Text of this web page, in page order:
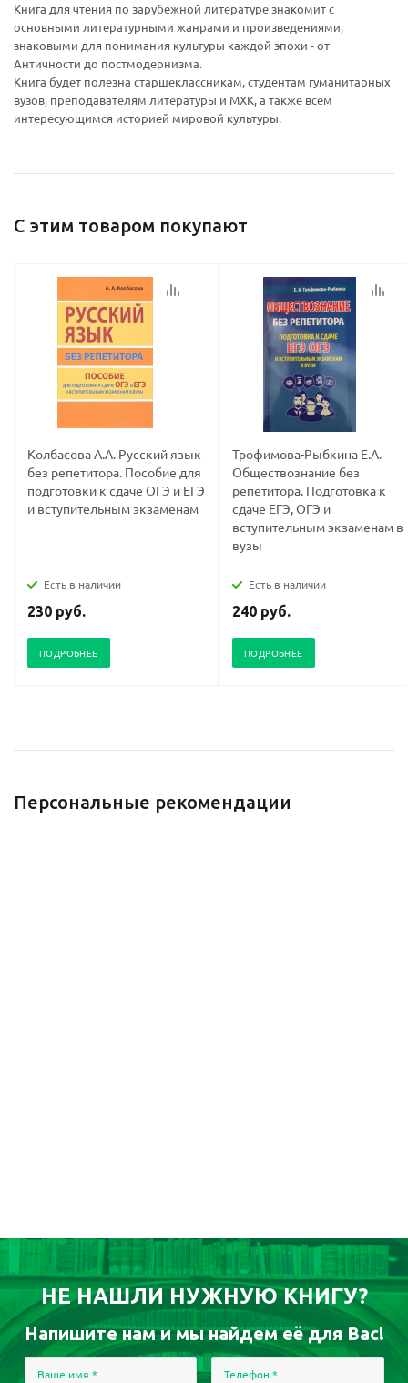
Книга для чтения по зарубежной литературе знакомит с
основными литературными жанрами и произведениями,
знаковыми для понимания культуры каждой эпохи - от
Античности до постмодернизма.
Книга будет полезна старшеклассникам, студентам гуманитарных
вузов, преподавателям литературы и МХК, а также всем
интересующимся историей мировой культуры.
С этим товаром покупают
Колбасова А.А. Русский язык
без репетитора. Пособие для
подготовки к сдаче ОГЭ и ЕГЭ
и вступительным экзаменам
Есть в наличии
230 руб.
ПОДРОБНЕЕ
Трофимова-Рыбкина Е.А.
Обществознание без
репетитора. Подготовка к
сдаче ЕГЭ, ОГЭ и
вступительным экзаменам в
вузы
Есть в наличии
240 руб.
ПОДРОБНЕЕ
Персональные рекомендации
НЕ НАШЛИ НУЖНУЮ КНИГУ?
Напишите нам и мы найдем её для Вас!
Ваше имя * Телефон *
Ваш E-mail:
конфидициальности
Ваш E-mail:
конфидициальности